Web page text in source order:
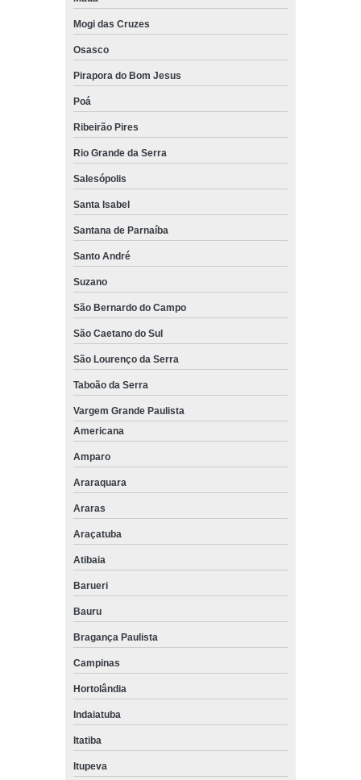
Mogi das Cruzes
Osasco
Pirapora do Bom Jesus
Poá
Ribeirão Pires
Rio Grande da Serra
Salesópolis
Santa Isabel
Santana de Parnaíba
Santo André
Suzano
São Bernardo do Campo
São Caetano do Sul
São Lourenço da Serra
Taboão da Serra
Vargem Grande Paulista
Americana
Amparo
Araraquara
Araras
Araçatuba
Atibaia
Barueri
Bauru
Bragança Paulista
Campinas
Hortolândia
Indaiatuba
Itatiba
Itupeva